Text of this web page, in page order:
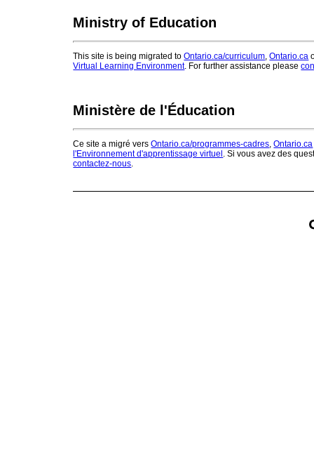
Ministry of Education
This site is being migrated toOntario.ca/curriculum ,Ontario.ca
Virtual Learning Environment. For further assistance please
Ministère de l'Éducation
Ce site a migré versOntario.ca/programmes-cadres ,Ontario.ca
l'Environnement d'apprentissage virtuel . Si vous avez des
contactez-nous